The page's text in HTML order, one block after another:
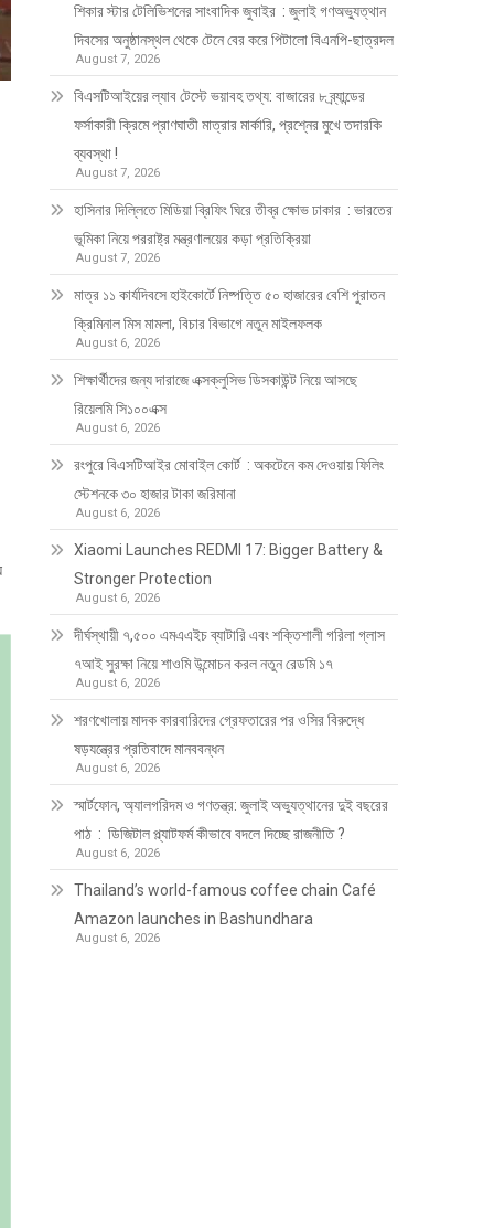
শিকার স্টার টেলিভিশনের সাংবাদিক জুবাইর : জুলাই গণঅভ্যুত্থান
দিবসের অনুষ্ঠানস্থল থেকে টেনে বের করে পিটালো বিএনপি-ছাত্রদল
August 7, 2026
বিএসটিআইয়ের ল্যাব টেস্টে ভয়াবহ তথ্য: বাজারের ৮ ব্র্যান্ডের
ফর্সাকারী ক্রিমে প্রাণঘাতী মাত্রার মার্কারি, প্রশ্নের মুখে তদারকি
ব্যবস্থা !
August 7, 2026
হাসিনার দিল্লিতে মিডিয়া ব্রিফিং ঘিরে তীব্র ক্ষোভ ঢাকার : ভারতের
ভূমিকা নিয়ে পররাষ্ট্র মন্ত্রণালয়ের কড়া প্রতিক্রিয়া
August 7, 2026
মাত্র ১১ কার্যদিবসে হাইকোর্টে নিষ্পত্তি ৫০ হাজারের বেশি পুরাতন
ক্রিমিনাল মিস মামলা, বিচার বিভাগে নতুন মাইলফলক
August 6, 2026
শিক্ষার্থীদের জন্য দারাজে এক্সক্লুসিভ ডিসকাউন্ট নিয়ে আসছে
রিয়েলমি সি১০০এক্স
August 6, 2026
রংপুরে বিএসটিআইর মোবাইল কোর্ট : অকটেনে কম দেওয়ায় ফিলিং
স্টেশনকে ৩০ হাজার টাকা জরিমানা
August 6, 2026
Xiaomi Launches REDMI 17: Bigger Battery &
Stronger Protection
August 6, 2026
দীর্ঘস্থায়ী ৭,৫০০ এমএএইচ ব্যাটারি এবং শক্তিশালী গরিলা গ্লাস
৭আই সুরক্ষা নিয়ে শাওমি উন্মোচন করল নতুন রেডমি ১৭
August 6, 2026
শরণখোলায় মাদক কারবারিদের গ্রেফতারের পর ওসির বিরুদ্ধে
ষড়যন্ত্রের প্রতিবাদে মানববন্ধন
August 6, 2026
স্মার্টফোন, অ্যালগরিদম ও গণতন্ত্র: জুলাই অভ্যুত্থানের দুই বছরের
পাঠ : ডিজিটাল প্ল্যাটফর্ম কীভাবে বদলে দিচ্ছে রাজনীতি ?
August 6, 2026
Thailand’s world-famous coffee chain Café
Amazon launches in Bashundhara
August 6, 2026